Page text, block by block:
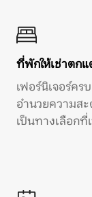
ที่พักให้เช่าตก
เฟอร์นิเจอร์ค
อำนวยความส
เป็นทางเลือก